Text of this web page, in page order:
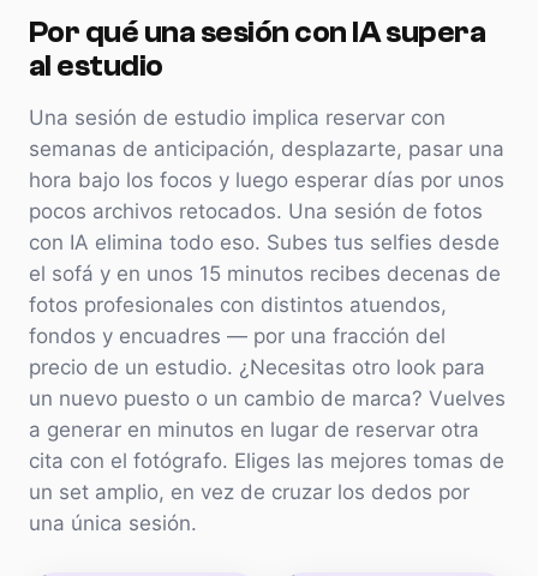
Por qué una sesión con IA supera
al estudio
Una sesión de estudio implica reservar con
semanas de anticipación, desplazarte, pasar una
hora bajo los focos y luego esperar días por unos
pocos archivos retocados. Una sesión de fotos
con IA elimina todo eso. Subes tus selfies desde
el sofá y en unos 15 minutos recibes decenas de
fotos profesionales con distintos atuendos,
fondos y encuadres — por una fracción del
precio de un estudio. ¿Necesitas otro look para
un nuevo puesto o un cambio de marca? Vuelves
a generar en minutos en lugar de reservar otra
cita con el fotógrafo. Eliges las mejores tomas de
un set amplio, en vez de cruzar los dedos por
una única sesión.